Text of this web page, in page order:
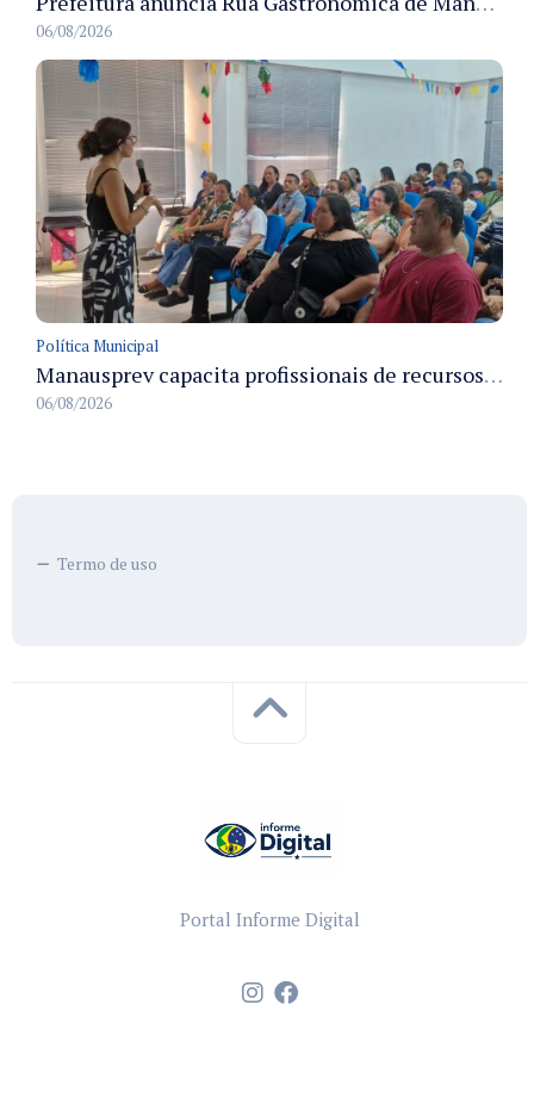
06/08/2026
Política Municipal
Manausprev capacita profissionais de recursos humanos para agilizar concessão de aposentadorias no município
06/08/2026
Termo de uso
Portal Informe Digital